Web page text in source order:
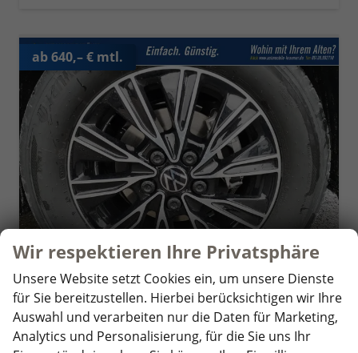
ab 640,– € mtl.
Volkswagen T7 California
Beach Tour 2.0 TDI DSG
unverbindliche Lieferzeit: 4 Wochen Fahrzeug mit Tageszulassung
Wir respektieren Ihre Privatsphäre
Unsere Website setzt Cookies ein, um unsere Dienste
für Sie bereitzustellen. Hierbei berücksichtigen wir Ihre
Auswahl und verarbeiten nur die Daten für Marketing,
Analytics und Personalisierung, für die Sie uns Ihr